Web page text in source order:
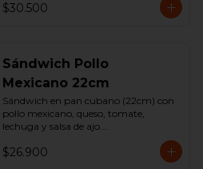
$30.500
Sándwich Pollo
Mexicano 22cm
Sándwich en pan cubano (22cm) con
pollo mexicano, queso, tomate,
lechuga y salsa de ajo.
$26.900